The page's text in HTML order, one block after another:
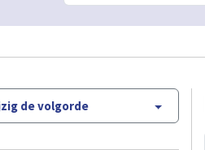
de volgorde